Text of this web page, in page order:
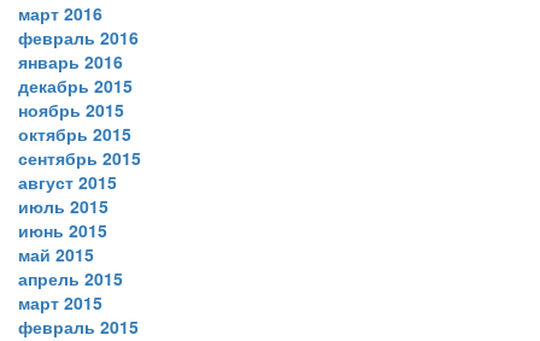
март 2016
февраль 2016
январь 2016
декабрь 2015
ноябрь 2015
октябрь 2015
сентябрь 2015
август 2015
июль 2015
июнь 2015
май 2015
апрель 2015
март 2015
февраль 2015